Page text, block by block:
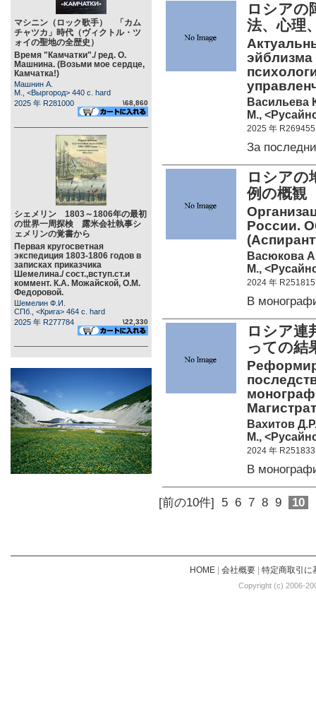
マシニン（ロック歌手） 「カム
チャツカ」時代（ヴィクトル・ツ
ォイの聖地の全歴史）
Время "Камчатки"./ ред. О.
Машнина. (Возьми мое сердце,
Камчатка!)
Машнин А.
М., <Выргород> 440 c. hard
2025 年 R281000
\68,860
シェメリン 1803～1806年の最初
の世界一周探検 露米会社執事シ
ェメリンの覚書から
Первая кругосветная
экспедиция 1803-1806 годов в
записках приказчика
Шемелина./ сост.,вступ.ст.и
коммент. К.А. Можайской, О.М.
Федоровой.
Шемелин Ф.И.
СПб., <Крига> 464 c. hard
2025 年 R277784
\22,330
ロシア
法、心理
Васильева
М.,
2025 年 R269455
За
ロシアの
例の概観
России.
Васюкова
М.,
2024 年 R251815
В
ロシア連
っての結
Вахитов
М.,
2024 年 R251833
В
[前の10件] 5 6 7 8 9 10
HOME| 会社概要| 特定商取引に
Copyright (c) 2006-